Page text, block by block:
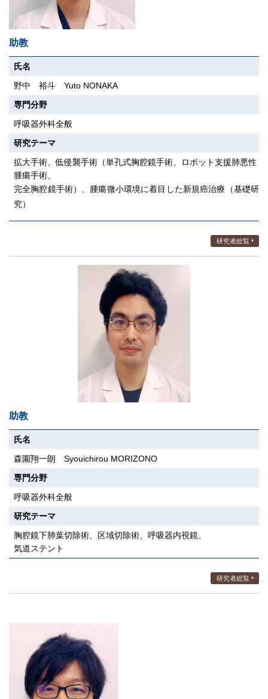
助教
氏名
野中 裕斗 Yuto NONAKA
専門分野
呼吸器外科全般
研究テーマ
拡大手術、低侵襲手術（単孔式胸腔鏡手術、ロボット支援肺悪性
腫瘍手術、
完全胸腔鏡手術）、腫瘍微小環境に着目した新規癌治療（基礎研
究）
研究者総覧
助教
氏名
森園翔一朗 Syouichirou MORIZONO
専門分野
呼吸器外科全般
研究テーマ
胸腔鏡下肺葉切除術、区域切除術、呼吸器内視鏡、
気道ステント
研究者総覧